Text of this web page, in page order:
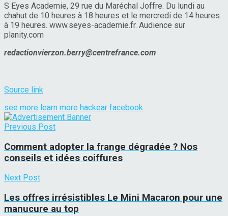
S Eyes Academie, 29 rue du Maréchal Joffre. Du lundi au
chahut de 10 heures à 18 heures et le mercredi de 14 heures
à 19 heures. www.seyes-academie.fr. Audience sur
planity.com
redactionvierzon.berry@centrefrance.com
Source link
see more learn more hackear facebook
Previous Post
Comment adopter la frange dégradée ? Nos
conseils et idées coiffures
Next Post
Les offres irrésistibles Le Mini Macaron pour une
manucure au top